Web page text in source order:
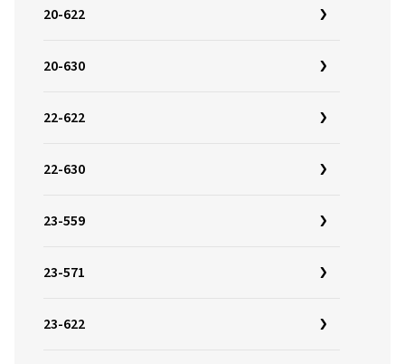
20-622
20-630
22-622
22-630
23-559
23-571
23-622